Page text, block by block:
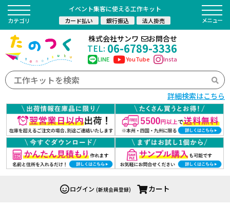
イベント集客に使える工作キット
カード払い 銀行振込 法人掛売
詳細検索はこちら
株式会社サンワ お問合せ
TEL: 06-6789-3336
LINE YouTube Insta
カテゴリ
ログイン (新規会員登録) カート